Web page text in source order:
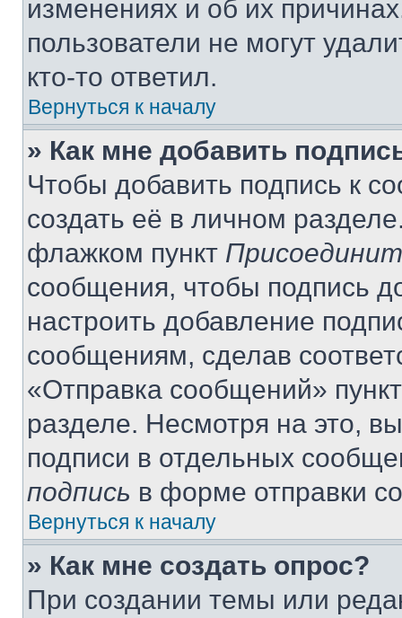
изменениях и об их
пользователи не могут
кто-то ответил.
Вернуться к началу
» Как мне добавить
Чтобы добавить подпись к
создать её в личном
флажком пункт
сообщения, чтобы подпись
настроить добавление
сообщениям, сделав
«Отправка сообщений»
разделе. Несмотря на это,
подписи в отдельных
подпись в форме отправки
Вернуться к началу
» Как мне создать опрос?
При создании темы или